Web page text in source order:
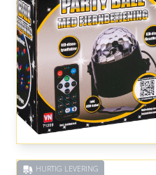
HURTIG LEVERING